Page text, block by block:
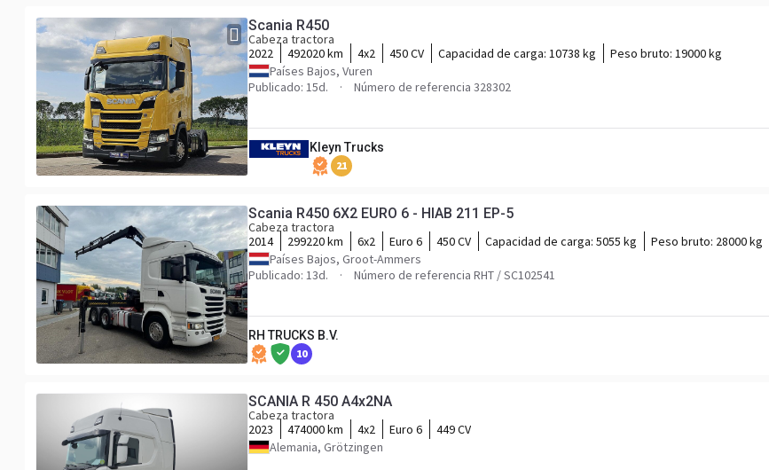
Scania R450
Cabeza tractora
2022
492020 km 4x2 450 CV Capacidad de carga: 10738 kg Peso bruto: 19000 kg
Países Bajos, Vuren
Publicado: 15d.
Número de referencia 328302
Kleyn Trucks
21
Scania R450 6X2 EURO 6 - HIAB 211 EP-5
Cabeza tractora
2014
299220 km 6x2 Euro 6 450 CV Capacidad de carga: 5055 kg Peso bruto: 28000 kg
Países Bajos, Groot-Ammers
Publicado: 13d.
Número de referencia RHT / SC102541
RH TRUCKS B.V.
10
SCANIA R 450 A4x2NA
Cabeza tractora
2023
474000 km 4x2 Euro 6
449 CV
Alemania, Grötzingen